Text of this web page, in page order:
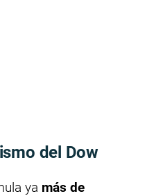
del Dow
ya más de